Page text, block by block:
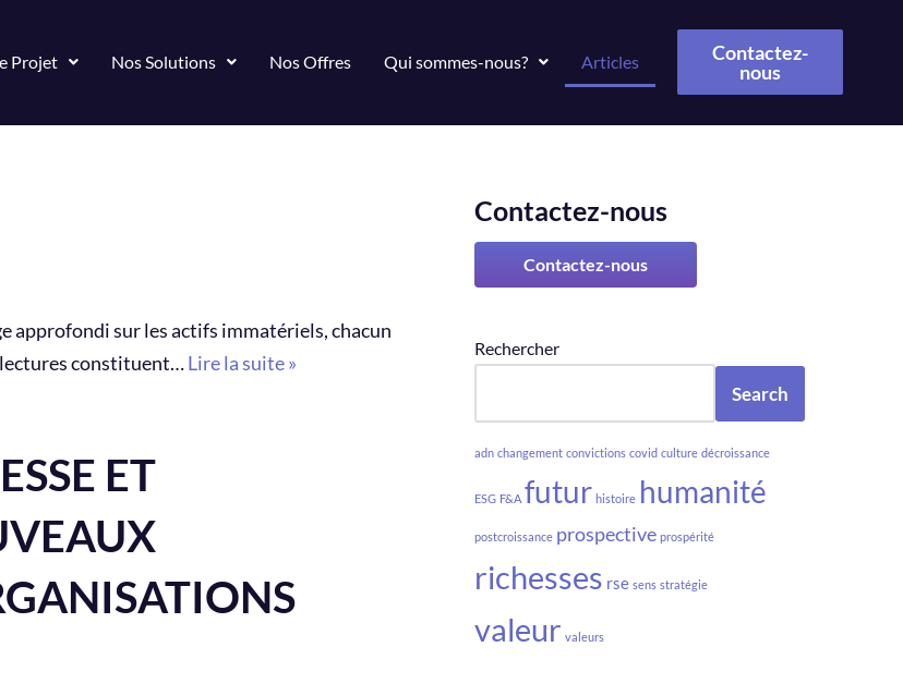
Projet Nos Solutions Nos Offres Qui sommes-nous? Articles
Contactez-
nous
approfondi sur les actifs immatériels, chacun
lectures constituent…Lire la suite »
ET
Contactez-nous
Contactez-nous
Rechercher
Search
adn changement convictions covid culture décroissance
ESG F&A futur histoire humanité
postcroissance prospective prospérité
richesses rse sens stratégie
valeur valeurs